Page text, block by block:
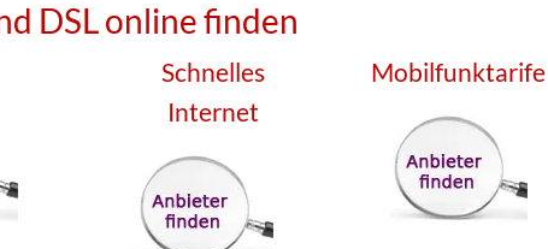
DSL online finden
Schnelles
Internet
Mobilfunktarife